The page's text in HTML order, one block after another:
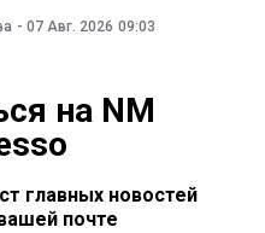
- 07 Авг. 2026 09:03
на NM
главных новостей
почте